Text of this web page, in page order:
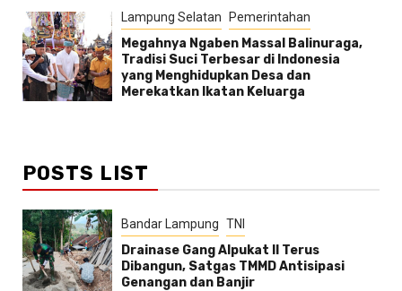
Lampung Selatan Pemerintahan
Megahnya Ngaben Massal Balinuraga,
Tradisi Suci Terbesar di Indonesia
yang Menghidupkan Desa dan
Merekatkan Ikatan Keluarga
POSTS LIST
Bandar Lampung TNI
Drainase Gang Alpukat II Terus
Dibangun, Satgas TMMD Antisipasi
Genangan dan Banjir